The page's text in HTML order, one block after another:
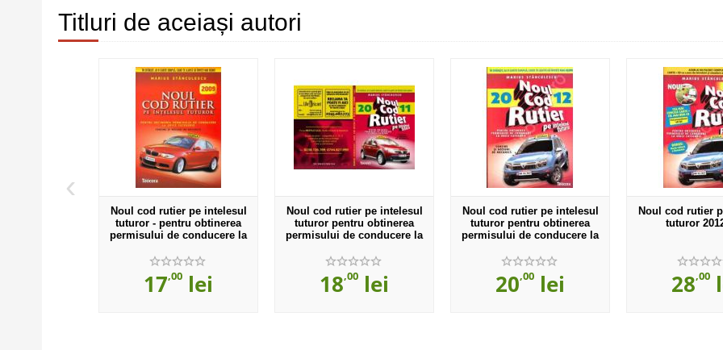
Titluri de aceiași autori
‹
Noul cod rutier pe intelesul
tuturor - pentru obtinerea
permisului de conducere la
17,00 lei
Noul cod rutier pe intelesul
tuturor pentru obtinerea
permisului de conducere la
18,00 lei
Noul cod rutier pe intelesul
tuturor pentru obtinerea
permisului de conducere la
20,00 lei
Noul cod rutier
tuturor
28,00